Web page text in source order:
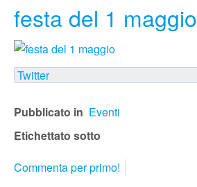
festa del 1 maggio
Twitter
Pubblicato in Eventi
Etichettato sotto
Commenta per primo!